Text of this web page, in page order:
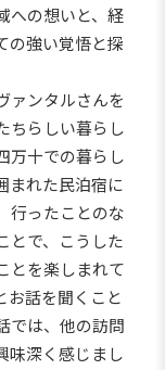
への想いと、経
の強い覚悟と探
ァンタルさんを
ちらしい暮らし
万十での暮らし
まれた民泊宿に
行ったことのな
とで、こうした
とを楽しまれて
お話を聞くこと
では、他の訪問
味深く感じまし